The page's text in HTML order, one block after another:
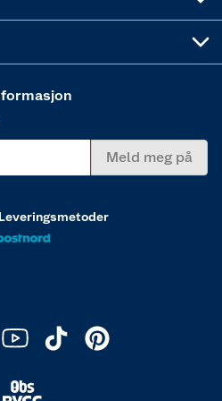
Meld meg på
Leveringsmetoder